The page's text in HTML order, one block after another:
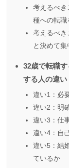
考えるべき
種への転職
考えるべき
と決めて
32歳で転職
する人の違い
違い1：必
違い2：明
違い3：仕
違い4：自
違い5：結
ているか